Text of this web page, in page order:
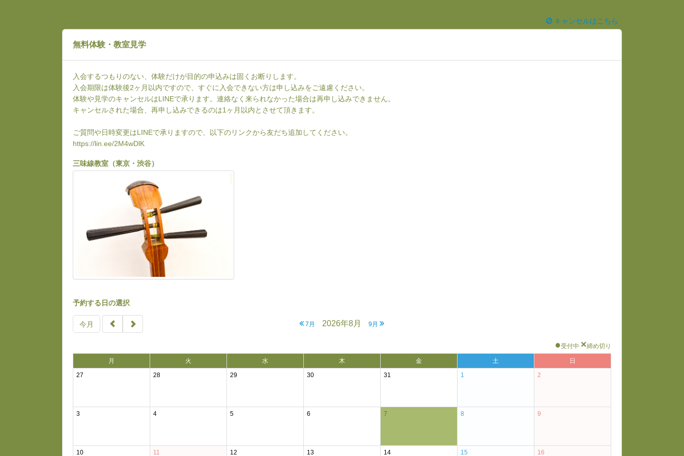
キャンセルはこちら
無料体験・教室見学
入会するつもりのない、体験だけが目的の申込みは固くお断りします。
入会期限は体験後2ヶ月以内ですので、すぐに入会できない方は申し込みをご遠慮ください。
体験や見学のキャンセルはLINEで承ります。連絡なく来られなかった場合は再申し込みできません。
キャンセルされた場合、再申し込みできるのは1ヶ月以内とさせて頂きます。
ご質問や日時変更はLINEで承りますので、以下のリンクから友だち追加してください。
https://lin.ee/2M4wDlK
三味線教室（東京・渋谷）
予約する日の選択
今月 7月 2026年8月 9月
●受付中 ×締め切り
月 火 水 木 金 土
日
27
28 29 30 31 1 2
3 4 5 6 7 8 9
10 11 12 13 14 15 16